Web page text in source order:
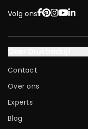
Volg onsFacebook
Pinterest
Instagram
YouTube
LinkedIn
Contact
Over ons
Experts
Blog